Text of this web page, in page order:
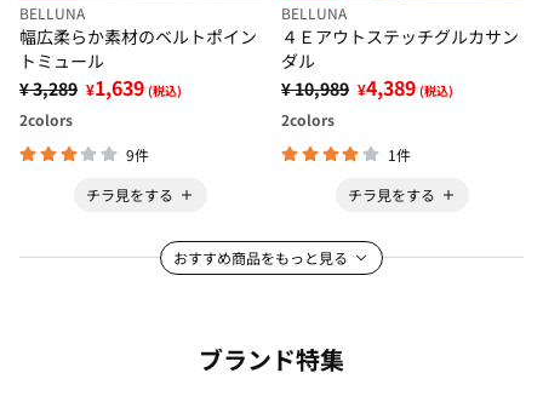
BELLUNA
幅広柔らか素材のベルトポイン
トミュール
¥ 3,289 ¥1,639 (税込)
2colors
9件
チラ見をする
BELLUNA
４Ｅアウトステッチグルカサン
ダル
¥ 10,989 ¥4,389 (税込)
2colors
1件
チラ見をする
おすすめ商品をもっと見る
ブランド特集